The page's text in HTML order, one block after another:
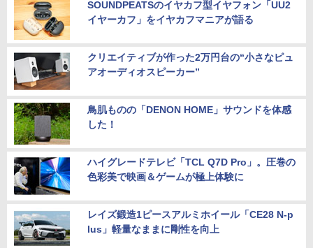
SOUNDPEATSのイヤカフ型イヤフォン「UU2
イヤーカフ」をイヤカフマニアが語る
クリエイティブが作った2万円台の“小さなピュ
アオーディオスピーカー”
鳥肌ものの「DENON HOME」サウンドを体感
した！
ハイグレードテレビ「TCL Q7D Pro」。圧巻の
色彩美で映画＆ゲームが極上体験に
レイズ鍛造1ピースアルミホイール「CE28 N-p
lus」軽量なままに剛性を向上